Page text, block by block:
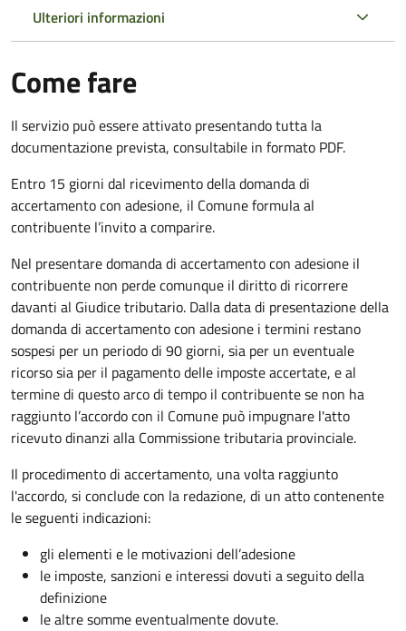
Ulteriori informazioni
Come fare
Il servizio può essere attivato presentando tutta la
documentazione prevista, consultabile in formato PDF.
Entro 15 giorni dal ricevimento della domanda di
accertamento con adesione, il Comune formula al
contribuente l’invito a comparire.
Nel presentare domanda di accertamento con adesione il
contribuente non perde comunque il diritto di ricorrere
davanti al Giudice tributario. Dalla data di presentazione della
domanda di accertamento con adesione i termini restano
sospesi per un periodo di 90 giorni, sia per un eventuale
ricorso sia per il pagamento delle imposte accertate, e al
termine di questo arco di tempo il contribuente se non ha
raggiunto l’accordo con il Comune può impugnare l'atto
ricevuto dinanzi alla Commissione tributaria provinciale.
Il procedimento di accertamento, una volta raggiunto
l'accordo, si conclude con la redazione, di un atto contenente
le seguenti indicazioni:
gli elementi e le motivazioni dell’adesione
le imposte, sanzioni e interessi dovuti a seguito della
definizione
le altre somme eventualmente dovute.